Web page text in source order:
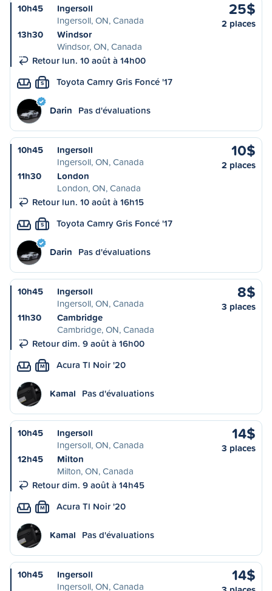
10h45
Ingersoll
Ingersoll, ON, Canada
13h30
Windsor
Windsor, ON, Canada
Retour lun. 10 août à 14h00
25$
2 places
S Toyota Camry Gris Foncé '17
Darin Pas d'évaluations
10h45
Ingersoll
Ingersoll, ON, Canada
11h30
London
London, ON, Canada
Retour lun. 10 août à 16h15
10$
2 places
S Toyota Camry Gris Foncé '17
Darin Pas d'évaluations
10h45
Ingersoll
Ingersoll, ON, Canada
11h30
Cambridge
Cambridge, ON, Canada
Retour dim. 9 août à 16h00
8$
3 places
M Acura Tl Noir '20
Kamal Pas d'évaluations
10h45
Ingersoll
Ingersoll, ON, Canada
12h45
Milton
Milton, ON, Canada
Retour dim. 9 août à 14h45
14$
3 places
M Acura Tl Noir '20
Kamal Pas d'évaluations
10h45
Ingersoll
Ingersoll, ON, Canada
14$